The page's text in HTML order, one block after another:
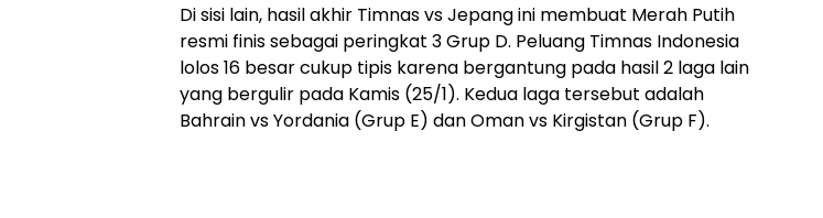
Di sisi lain, hasil akhir Timnas vs Jepang ini membuat Merah Putih
resmi finis sebagai peringkat 3 Grup D. Peluang Timnas Indonesia
lolos 16 besar cukup tipis karena bergantung pada hasil 2 laga lain
yang bergulir pada Kamis (25/1). Kedua laga tersebut adalah
Bahrain vs Yordania (Grup E) dan Oman vs Kirgistan (Grup F).